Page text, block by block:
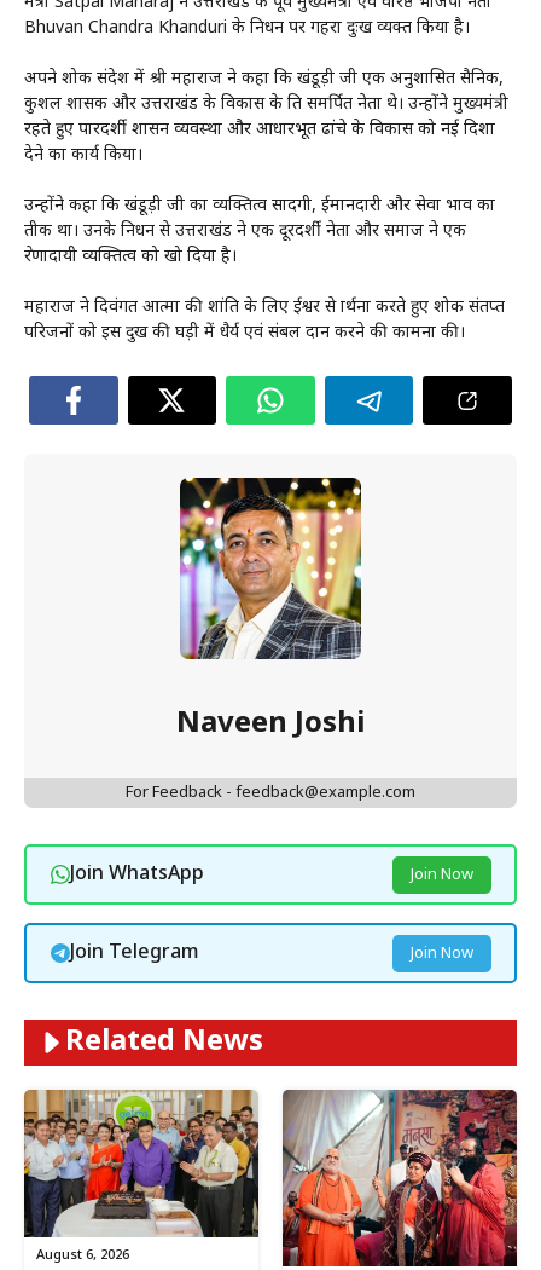
Bhuvan Chandra Khanduri के निधन पर गहरा दुःख व्यक्त किया है।
अपने शोक संदेश में श्री महाराज ने कहा कि खंडूड़ी जी एक अनुशासित सैनिक,
कुशल प्रशासक और उत्तराखंड के विकास के प्रति समर्पित नेता थे। उन्होंने मुख्यमंत्री
रहते हुए पारदर्शी शासन व्यवस्था और आधारभूत ढांचे के विकास को नई दिशा
देने का कार्य किया।
उन्होंने कहा कि खंडूड़ी जी का व्यक्तित्व सादगी, ईमानदारी और सेवा भाव का
प्रतीक था। उनके निधन से उत्तराखंड ने एक दूरदर्शी नेता और समाज ने एक
प्रेरणादायी व्यक्तित्व को खो दिया है।
महाराज ने दिवंगत आत्मा की शांति के लिए ईश्वर से प्रार्थना करते हुए शोक संतप्त
परिजनों को इस दुख की घड़ी में धैर्य एवं संबल प्रदान करने की कामना की।
Naveen Joshi
For Feedback - feedback@example.com
Join WhatsApp Join Now
Join Telegram Join Now
Related News
August 6, 2026